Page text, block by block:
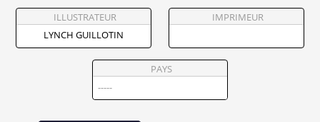
Vendre
ILLUSTRATEUR IMPRIMEUR
PAYS